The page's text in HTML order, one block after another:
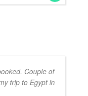
Couple of
trip to Egypt in